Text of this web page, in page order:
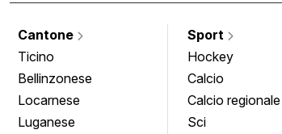
Cantone
Ticino
Bellinzonese
Locarnese
Luganese
Sport
Hockey
Calcio
Calcio regionale
Sci